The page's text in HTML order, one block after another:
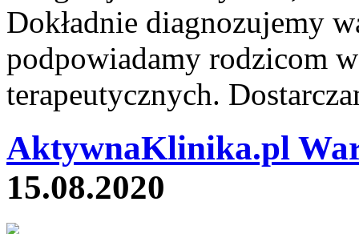
Dokładnie diagnozujemy
podpowiadamy rodzicom
terapeutycznych.
AktywnaKlinika.pl
15.08.2020